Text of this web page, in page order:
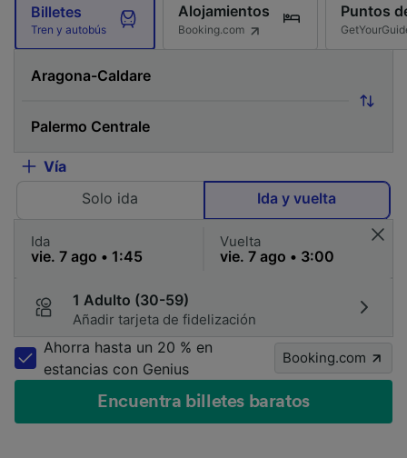
Billetes
Tren y autobús
Alojamientos
Booking.com
Puntos
Vía
Solo ida
Ida y vuelta
Ida Vuelta
1 Adulto (30-59)
Añadir tarjeta de fidelización
Ahorra hasta un 20 % en
estancias con Genius
Booking.com
Encuentra billetes baratos